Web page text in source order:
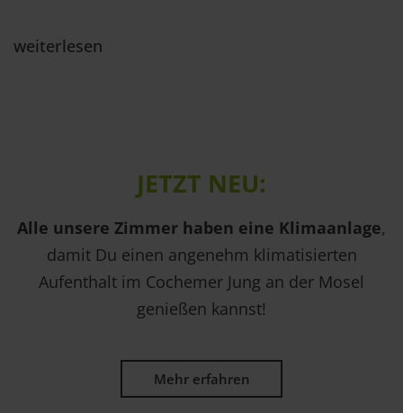
weiterlesen
JETZT NEU:
Alle unsere Zimmer haben eine Klimaanlage,
damit Du einen angenehm klimatisierten
Aufenthalt im Cochemer Jung an der Mosel
genießen kannst!
Mehr erfahren